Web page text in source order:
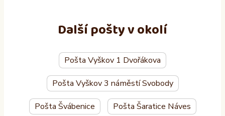
Další pošty v okolí
Pošta Vyškov 1 Dvořákova
Pošta Vyškov 3 náměstí Svobody
Pošta Švábenice Pošta Šaratice Náves